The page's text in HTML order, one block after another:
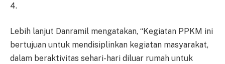
4.
Lebih lanjut Danramil mengatakan, “Kegiatan PPKM ini
bertujuan untuk mendisiplinkan kegiatan masyarakat,
dalam beraktivitas sehari-hari diluar rumah untuk